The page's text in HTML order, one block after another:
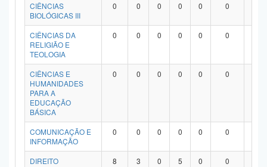
CIÊNCIAS
BIOLÓGICAS III
0 0 0 0 0 0
CIÊNCIAS DA
RELIGIÃO E
TEOLOGIA
0 0 0 0 0 0
CIÊNCIAS E
HUMANIDADES
PARA A
EDUCAÇÃO
BÁSICA
0 0 0 0 0 0
COMUNICAÇÃO E
INFORMAÇÃO
0 0 0 0 0 0
DIREITO 8 3 0 5 0 0